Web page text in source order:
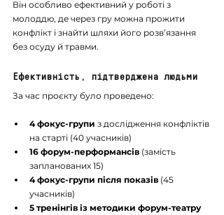
Він особливо ефективний у роботі з
молоддю, де через гру можна прожити
конфлікт і знайти шляхи його розв’язання
без осуду й травми.
Ефективність, підтверджена людьми
За час проєкту було проведено:
4 фокус-групи з дослідження конфліктів
на старті (40 учасників)
16 форум-перформансів (замість
запланованих 15)
4 фокус-групи після показів (45
учасників)
5 тренінгів із методики форум-театру